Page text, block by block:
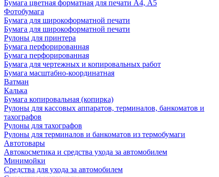
Бумага цветная форматная для печати А4, А5
Фотобумага
Бумага для широкоформатной печати
Бумага для широкоформатной печати
Рулоны для принтера
Бумага перфорированная
Бумага перфорированная
Бумага для чертежных и копировальных работ
Бумага масштабно-координатная
Ватман
Калька
Бумага копировальная (копирка)
Рулоны для кассовых аппаратов, терминалов, банкоматов и
тахографов
Рулоны для тахографов
Рулоны для терминалов и банкоматов из термобумаги
Автотовары
Автокосметика и средства ухода за автомобилем
Минимойки
Средства для ухода за автомобилем